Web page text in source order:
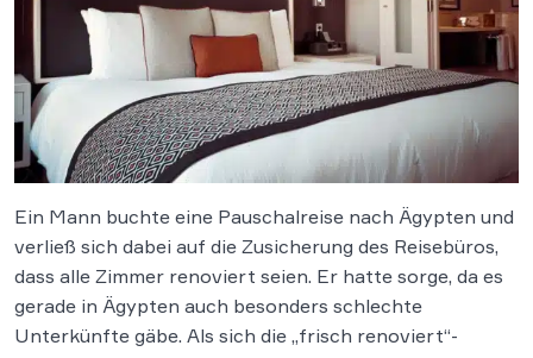
Ein Mann buchte eine Pauschalreise nach Ägypten und
verließ sich dabei auf die Zusicherung des Reisebüros,
dass alle Zimmer renoviert seien. Er hatte sorge, da es
gerade in Ägypten auch besonders schlechte
Unterkünfte gäbe. Als sich die „frisch renoviert“-